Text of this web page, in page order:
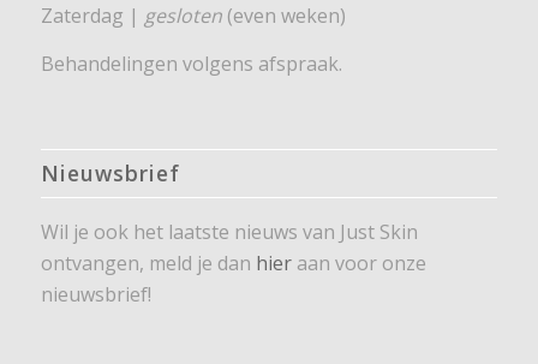
Zaterdag | gesloten(even weken)
Behandelingen volgens afspraak.
Nieuwsbrief
Wil je ook het laatste nieuws van Just Skin
ontvangen, meld je dan hieraan voor onze
nieuwsbrief!